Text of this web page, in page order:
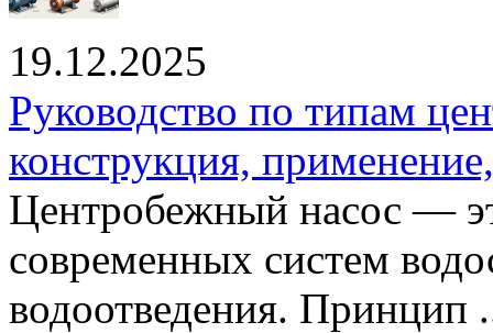
19.12.2025
Руководство по типам
конструкция,
Центробежный насос —
современных систем
водоотведения. Принцип